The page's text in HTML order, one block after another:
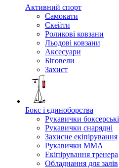
Активний спорт
Самокати
Скейти
Роликові ковзани
Льодові ковзани
Аксесуари
Біговели
Захист
Бокс і єдиноборства
Рукавички боксерські
Рукавички снарядні
Захисне екіпірування
Рукавички ММА
Екіпірування тренера
Обладнання для залів